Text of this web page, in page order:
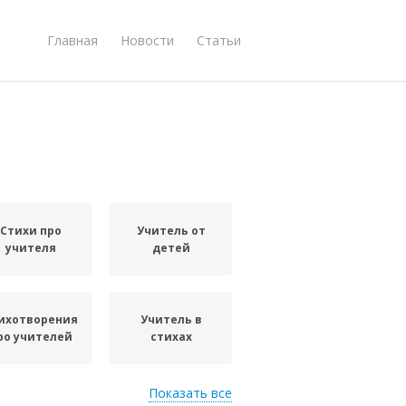
Главная Новости Статьи
Стихи про
учителя
Учитель от
детей
учителей
Учитель в
стихах
Показать все